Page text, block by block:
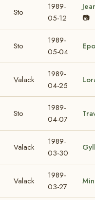
Sto
1989-
05-12
📷
Sto
1989-
05-04
Valack
1989-
04-25
Sto
1989-
04-07
Valack
1989-
03-30
Valack
1989-
03-27